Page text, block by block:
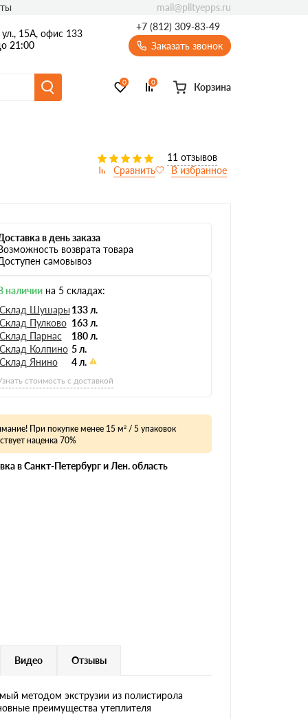
15А, офис 133
21:00
+7 (812) 309-83-49
Заказать звонок
0 0 Корзина
mail@plityepps.ru
11 отзывов
в день заказа
возврата товара
самовывоз
наличиина 5 складах:
Шушары 133 л.
Пулково 163 л.
Парнас
180 л.
Колпино 5 л.
Янино
4 л.
стоимость с доставкой
При покупке менее 15 м² / 5 упаковок
наценка 70%
в Санкт-Петербург и Лен. область
Видео Отзывы
методом экструзии из полистирола
преимущества утеплителя